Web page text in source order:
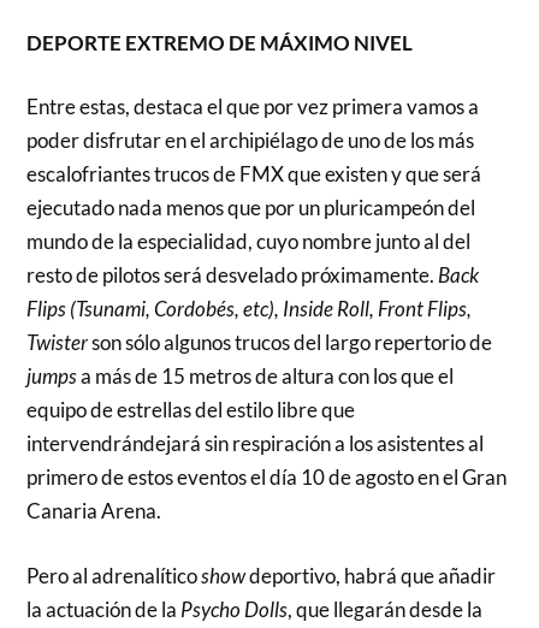
DEPORTE EXTREMO DE MÁXIMO NIVEL
Entre estas, destaca el que por vez primera vamos a
poder disfrutar en el archipiélago de uno de los más
escalofriantes trucos de FMX que existen y que será
ejecutado nada menos que por un pluricampeón del
mundo de la especialidad, cuyo nombre junto al del
resto de pilotos será desvelado próximamente.Back
Flips (Tsunami, Cordobés, etc), Inside Roll, Front Flips,
Twisterson sólo algunos trucos del largo repertorio de
jumpsa más de 15 metros de altura con los que el
equipo de estrellas del estilo libre que
intervendrándejará sin respiración a los asistentes al
primero de estos eventos el día 10 de agosto en el Gran
Canaria Arena.
Pero al adrenalíticoshowdeportivo, habrá que añadir
la actuación de la Psycho Dolls, que llegarán desde la